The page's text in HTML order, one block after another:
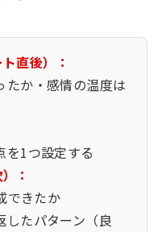
直後）：
たか・感情の温度は
を1つ設定する
：
できたか
したパターン（良